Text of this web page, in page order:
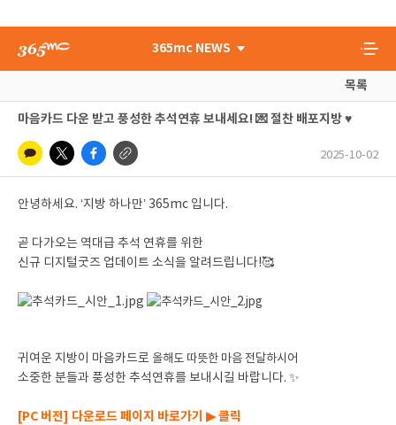
365mc NEWS
목록
마음카드 다운 받고 풍성한 추석연휴 보내세요! 💌 절찬 배포지방 ♥️
2025-10-02
안녕하세요. ‘지방 하나만’ 365mc 입니다.
곧 다가오는 역대급 추석 연휴를 위한
신규 디지털굿즈 업데이트 소식을 알려드립니다!🥰
귀여운 지방이 마음카드로 올해도 따뜻한 마음 전달하시어
소중한 분들과 풍성한 추석연휴를 보내시길 바랍니다. ✨
[PC 버전] 다운로드 페이지 바로가기 ▶ 클릭